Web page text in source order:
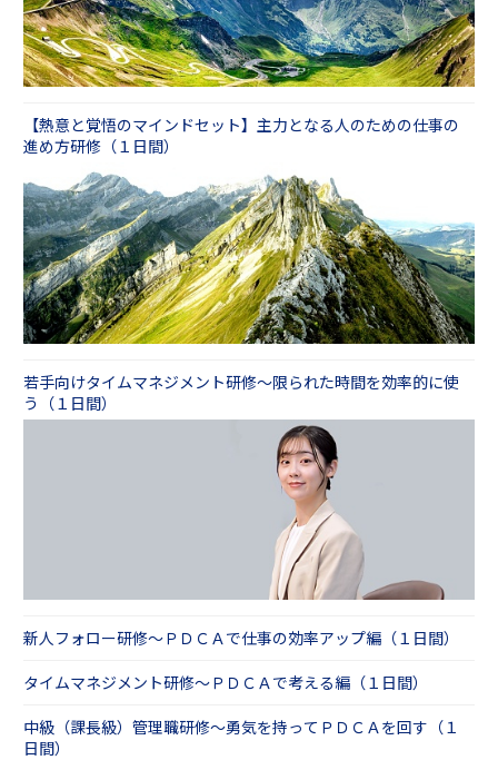
【熱意と覚悟のマインドセット】主力となる人のための仕事の
進め方研修（１日間）
若手向けタイムマネジメント研修～限られた時間を効率的に使
う（１日間）
新人フォロー研修～ＰＤＣＡで仕事の効率アップ編（１日間）
タイムマネジメント研修～ＰＤＣＡで考える編（１日間）
中級（課長級）管理職研修～勇気を持ってＰＤＣＡを回す（１
日間）